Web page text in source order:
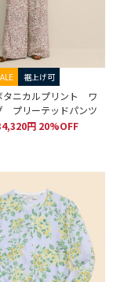
裾上げ可
ニカルプリント ワ
プリーテッドパンツ
円 20%OFF